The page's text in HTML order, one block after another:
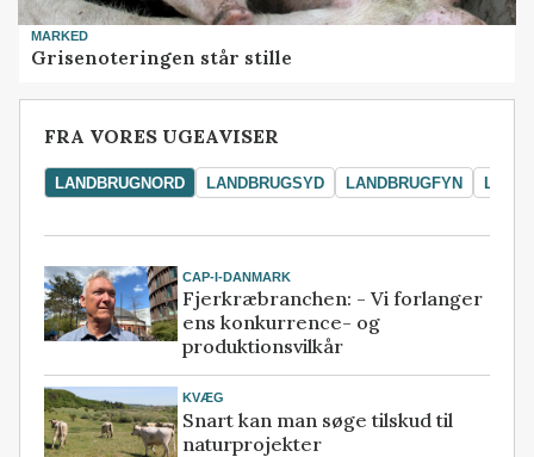
MARKED
Grisenoteringen står stille
FRA VORES UGEAVISER
LANDBRUGNORD LANDBRUGSYD LANDBRUGFYN
CAP-I-DANMARK
Fjerkræbranchen: - Vi forlanger
ens konkurrence- og
produktionsvilkår
KVÆG
Snart kan man søge tilskud til
naturprojekter